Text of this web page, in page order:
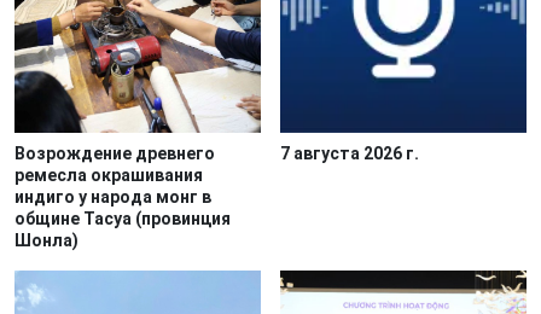
Возрождение древнего
ремесла окрашивания
индиго у народа монг в
общине Тасуа (провинция
Шонла)
7 августа 2026 г.